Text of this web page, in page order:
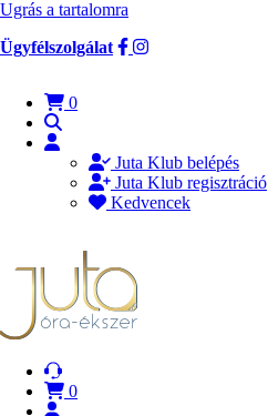
Ugrás a tartalomra
Ügyfélszolgálat
0
Juta Klub belépés
Juta Klub regisztráció
Kedvencek
0